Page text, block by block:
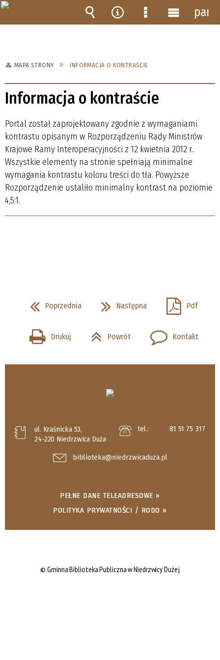
MAPA STRONY INFORMACJA O KONTRAŚCIE
Informacja o kontraście
Portal został zaprojektowany zgodnie z wymaganiami
kontrastu opisanym w Rozporządzeniu Rady Ministrów
Krajowe Ramy Interoperacyjności z 12 kwietnia 2012 r..
Wszystkie elementy na stronie spełniają minimalne
wymagania kontrastu koloru treści do tła. Powyższe
Rozporządzenie ustaliło minimalny kontrast na poziomie
4,5:1.
Poprzednia Następna Pdf
Drukuj Powrót Kontakt
ul. Kraśnicka 53,
24-220 Niedrzwica Duża
tel.: 81 51 75 317
biblioteka@niedrzwicaduza.pl
PEŁNE DANE TELEADRESOWE »
POLITYKA PRYWATNOŚCI / RODO »
© Gminna Biblioteka Publiczna w Niedrzwicy Dużej
Wyszukiwarka
Narzędzia
MenuMenu